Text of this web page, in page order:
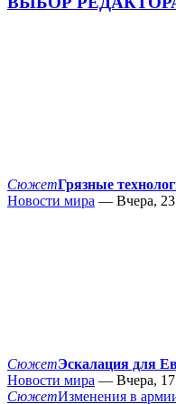
СюжетГрязные
Новости мира — Вчера,
СюжетЭскалация для
Новости мира — Вчера,
СюжетИзменения в